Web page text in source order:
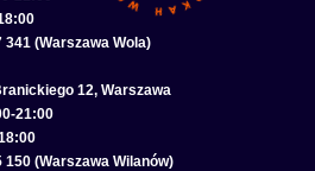
341 (Warszawa Wola)
12, Warszawa
21:00
150 (Warszawa Wilanów)